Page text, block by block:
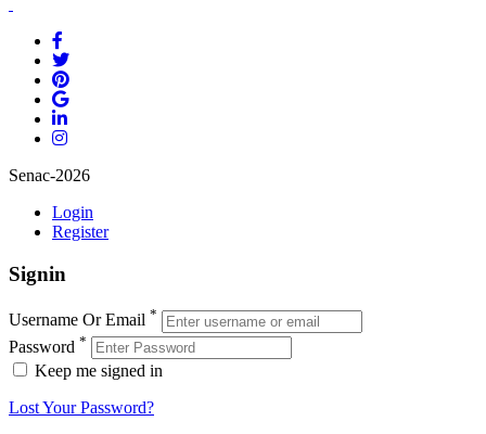
Senac-2026
Login
Register
Signin
Username Or Email *
Password *
Keep me signed in
Lost Your Password?